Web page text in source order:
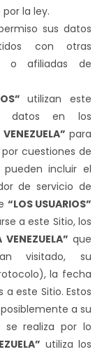
la ley.
sus datos
con otras
o afiliadas de
utilizan este
datos en los
para
cuestiones de
pueden incluir el
de servicio de
“LOS USUARIOS”
a este Sitio, los
VENEZUELA”que
visitado, su
la fecha
este Sitio. Estos
a su
se realiza por lo
utiliza los